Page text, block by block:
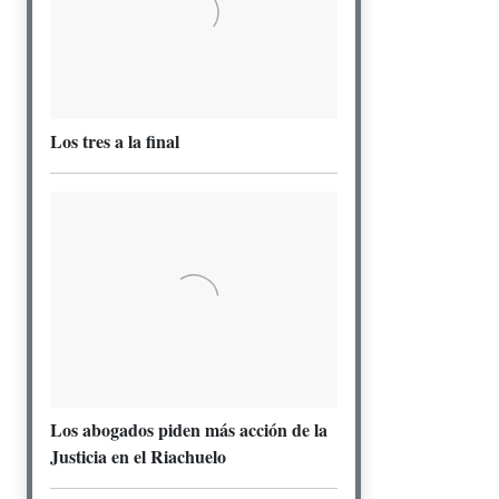
Los tres a la final
Los abogados piden más acción de la
Justicia en el Riachuelo